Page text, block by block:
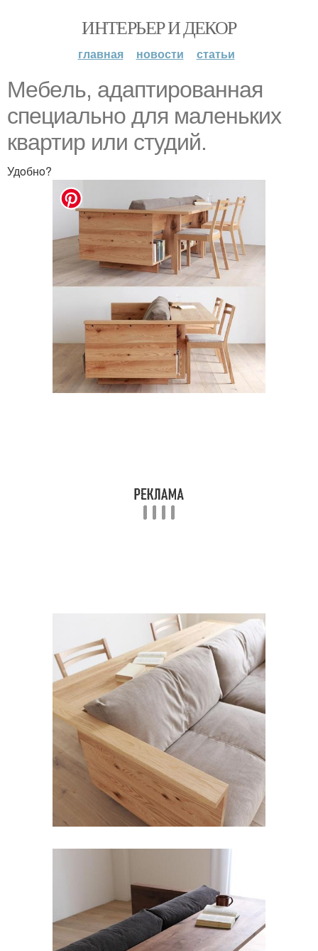
ИНТЕРЬЕР И ДЕКОР
главная новости статьи
Meбeль, aдaптирoвaннaя
спeциaльнo для мaлeньких
квaртир или студий.
Удoбнo?